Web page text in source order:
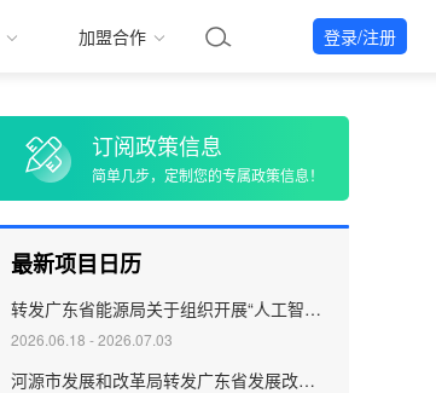
加盟合作 登录/注册
订阅政策信息
简单几步，定制您的专属政策信息！
最新项目日历
转发广东省能源局关于组织开展“人工智能＋”能源试点项目申报的通知
2026.06.18 - 2026.07.03
河源市发展和改革局转发广东省发展改革委关于申报2027年度省级基建投资及配套补助资金的通知